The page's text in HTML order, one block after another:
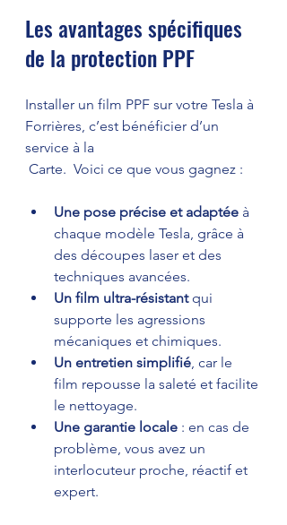
Les avantages spécifiques
de la protection PPF
Installer un film PPF sur votre Tesla à
Forrières, c’est bénéficier d’un
service à la
Carte.  Voici ce que vous gagnez :
Une pose précise et adaptée à
chaque modèle Tesla, grâce à
des découpes laser et des
techniques avancées.
Un film ultra-résistant qui
supporte les agressions
mécaniques et chimiques.
Un entretien simplifié, car le
film repousse la saleté et facilite
le nettoyage.
Une garantie locale : en cas de
problème, vous avez un
interlocuteur proche, réactif et
expert.